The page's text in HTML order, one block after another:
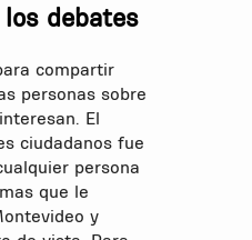
debates
compartir
personas sobre
El
ciudadanos fue
persona
que le
y